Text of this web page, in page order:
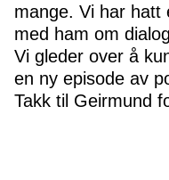
mange. Vi har hatt
med ham om
Vi gleder over å
en ny episode av
Takk til Geirmund